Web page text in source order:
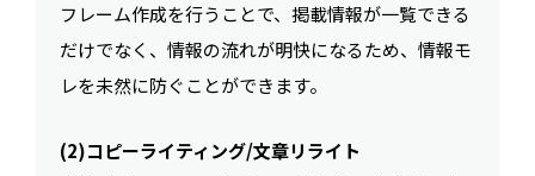
フレーム作成を行うことで、掲載情報が一覧できる
だけでなく、情報の流れが明快になるため、情報モ
レを未然に防ぐことができます。
(2)コピーライティング/文章リライト